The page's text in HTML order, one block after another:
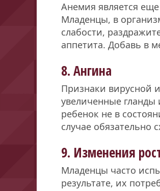
Анемия является
Младенцы, в
слабости,
аппетита. Добавь в
8. Ангина
Признаки вирусной
увеличенные гланды
ребенок не в
случае обязательно
9. Изменения
Младенцы часто
результате, их